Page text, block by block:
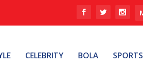
CELEBRITY BOLA SPORTS